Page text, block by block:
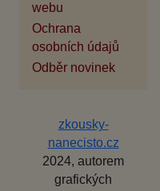
webu
Ochrana
osobních údajů
Odběr novinek
zkousky-
nanecisto.cz
2024, autorem
grafických